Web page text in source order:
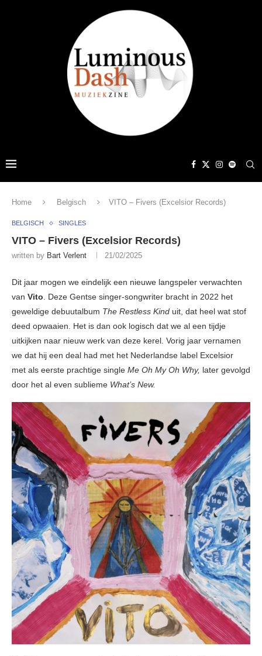
Home Belgisch VITO – Fivers (Excelsior Records)
BELGISCH SINGLES
VITO – Fivers (Excelsior Records)
written by Bart Verlent 21/02/2025
Dit jaar mogen we eindelijk een nieuwe langspeler verwachten
van Vito. Deze Gentse singer-songwriter bracht in 2022 het
geweldige debuutalbum The Restless Kind uit, dat heel wat stof
deed opwaaien. Het is dan ook logisch dat we al een tijdje
uitkijken naar nieuw werk van deze kerel. Vorig jaar vernamen
we dat hij een deal had met het Nederlandse label Excelsior
met als eerste prachtige single Me Oh My Oh Why, later gevolgd
door het al even sublieme What’s New.